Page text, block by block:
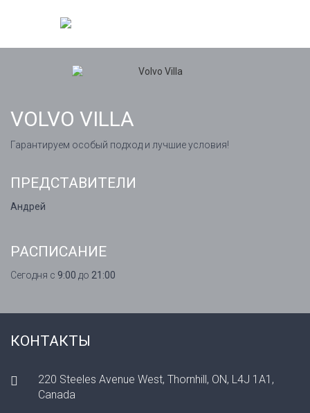
VOLVO VILLA
Гарантируем особый подход и лучшие условия!
ПРЕДСТАВИТЕЛИ
Андрей
РАСПИСАНИЕ
Сегодня с 9:00 до 21:00
КОНТАКТЫ
220 Steeles Avenue West, Thornhill, ON, L4J 1A1,
Canada